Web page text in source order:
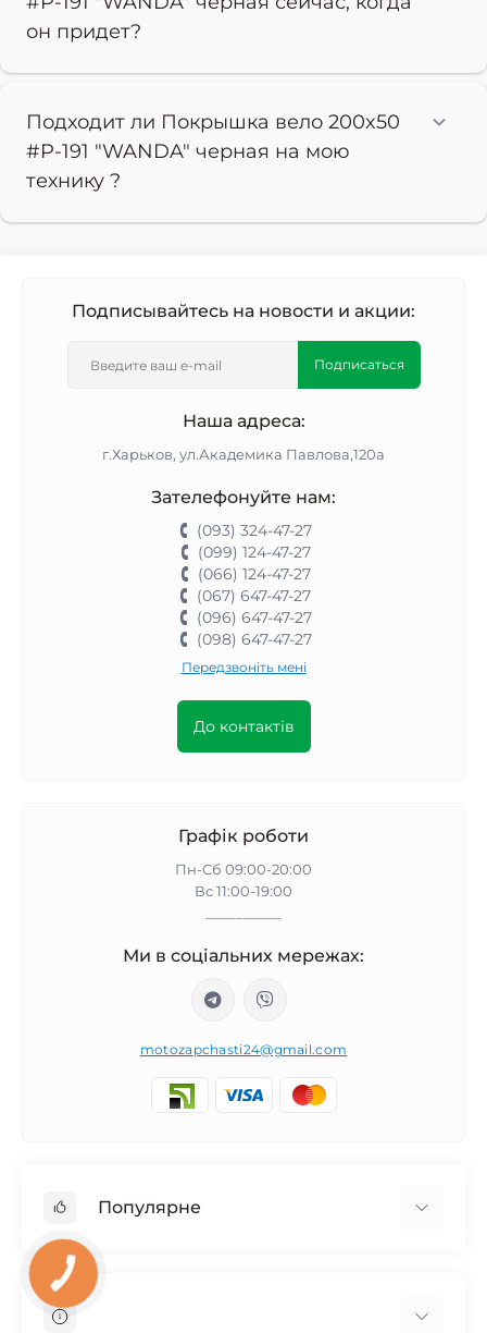
он придет?
Подходит ли Покрышка вело 200x50
#P-191 "WANDA" черная на мою
технику ?
Подписывайтесь на новости и акции:
Подписаться
Наша адреса:
г.Харьков, ул.Академика Павлова,120а
Зателефонуйте нам:
(093) 324-47-27
(099) 124-47-27
(066) 124-47-27
(067) 647-47-27
(096) 647-47-27
(098) 647-47-27
Передзвоніть мені
До контактів
Графік роботи
Пн-Сб 09:00-20:00
Вс 11:00-19:00
Ми в соціальних мережах:
motozapchasti24@gmail.com
Популярне
Запчасти на мотоцикл Урал / МТ Днепр / К-750
Запчасти на мотоцикл Иж Юпитер / Планета
Запчасти на мотоцикл Ява
КНОПКА
ЗВ'ЯЗКУ